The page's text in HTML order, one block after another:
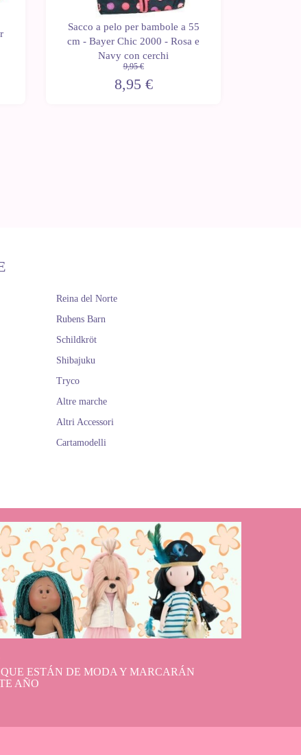
Sacco a pelo per bambole a 55
cm - Bayer Chic 2000 - Rosa e
Navy con cerchi
9,95 €
8,95 €
Reina del Norte
Rubens Barn
Schildkröt
Shibajuku
Tryco
Altre marche
Altri Accessori
Cartamodelli
ESTÁN DE MODA Y MARCARÁN
AÑO